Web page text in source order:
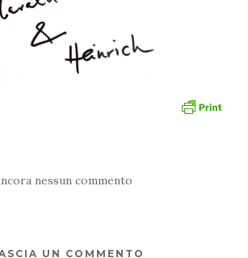
nessun commento
UN COMMENTO